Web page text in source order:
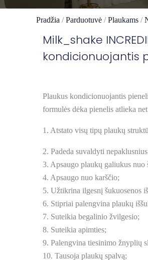
Pradžia /Parduotuvė /Plaukams /
Milk_shake
kondicionuojantis
Plaukus kondicionuojantis
formulės dėka pienelis atlieka
1. Atstato visų tipų plaukų
2. Padeda suvaldyti
3. Apsaugo plaukų galiukus nuo
4. Apsaugo nuo karščio;
5. Užtikrina ilgesnį šukuosenos
6. Stipriai palengvina plaukų
7. Suteikia begalinio žvilgesio;
8. Suteikia apimties;
9. Palengvina tiesinimo žnyplių
10. Tausoja plaukų spalvą;